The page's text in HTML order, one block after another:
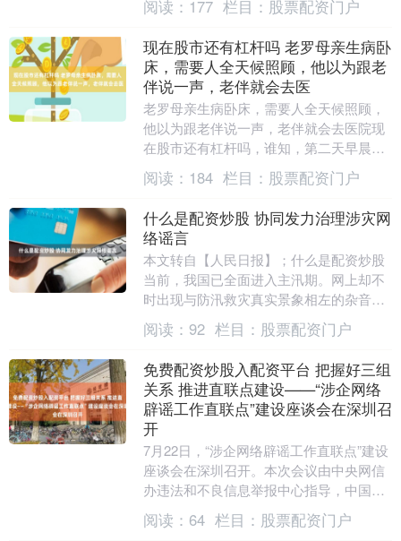
的软件，却依然心....
阅读： 177 栏目： 股票配资门户
现在股市还有杠杆吗 老罗母亲生病卧
床，需要人全天候照顾，他以为跟老
伴说一声，老伴就会去医
老罗母亲生病卧床，需要人全天候照顾，
他以为跟老伴说一声，老伴就会去医院现
在股市还有杠杆吗，谁知，第二天早晨，
等老罗去老伴房间，才发现老伴不在家，
在床头柜上留下一....
阅读： 184 栏目： 股票配资门户
什么是配资炒股 协同发力治理涉灾网
络谣言
本文转自【人民日报】；什么是配资炒股
当前，我国已全面进入主汛期。网上却不
时出现与防汛救灾真实景象相左的杂音。
这些虚假信息不仅制造了恐慌，更有甚者
可能干扰防汛救....
阅读： 92 栏目： 股票配资门户
免费配资炒股入配资平台 把握好三组
关系 推进直联点建设——“涉企网络
辟谣工作直联点”建设座谈会在深圳召
开
7月22日，“涉企网络辟谣工作直联点”建设
座谈会在深圳召开。本次会议由中央网信
办违法和不良信息举报中心指导，中国平
安保险（集团）股份有限公司主办，来自
中央和国家....
阅读： 64 栏目： 股票配资门户